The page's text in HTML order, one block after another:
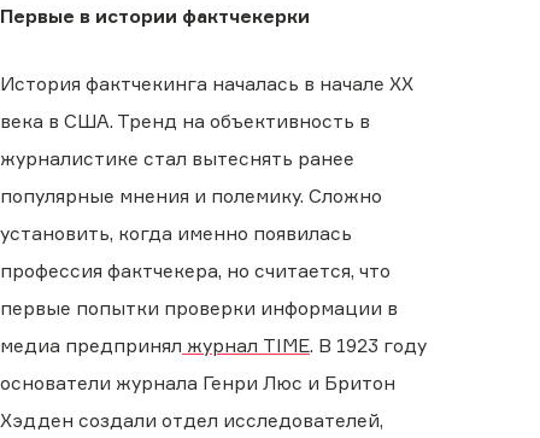
Первые в истории фактчекерки
История фактчекинга началась в начале XX
века в США. Тренд на объективность в
журналистике стал вытеснять ранее
популярные мнения и полемику. Сложно
установить, когда именно появилась
профессия фактчекера, но считается, что
первые попытки проверки информации в
медиа предпринял журнал TIME. В 1923 году
основатели журнала Генри Люс и Бритон
Хэдден создали отдел исследователей,